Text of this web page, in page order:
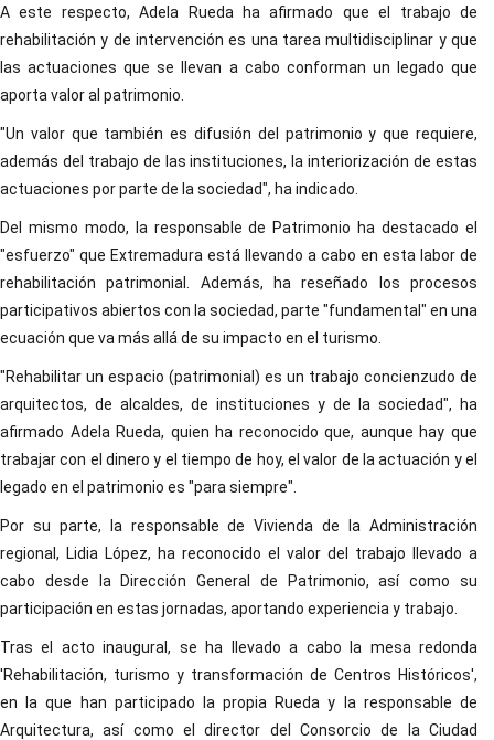
A este respecto, Adela Rueda ha afirmado que el trabajo de
rehabilitación y de intervención es una tarea multidisciplinar y que
las actuaciones que se llevan a cabo conforman un legado que
aporta valor al patrimonio.
"Un valor que también es difusión del patrimonio y que requiere,
además del trabajo de las instituciones, la interiorización de estas
actuaciones por parte de la sociedad", ha indicado.
Del mismo modo, la responsable de Patrimonio ha destacado el
"esfuerzo" que Extremadura está llevando a cabo en esta labor de
rehabilitación patrimonial. Además, ha reseñado los procesos
participativos abiertos con la sociedad, parte "fundamental" en una
ecuación que va más allá de su impacto en el turismo.
"Rehabilitar un espacio (patrimonial) es un trabajo concienzudo de
arquitectos, de alcaldes, de instituciones y de la sociedad", ha
afirmado Adela Rueda, quien ha reconocido que, aunque hay que
trabajar con el dinero y el tiempo de hoy, el valor de la actuación y el
legado en el patrimonio es "para siempre".
Por su parte, la responsable de Vivienda de la Administración
regional, Lidia López, ha reconocido el valor del trabajo llevado a
cabo desde la Dirección General de Patrimonio, así como su
participación en estas jornadas, aportando experiencia y trabajo.
Tras el acto inaugural, se ha llevado a cabo la mesa redonda
'Rehabilitación, turismo y transformación de Centros Históricos',
en la que han participado la propia Rueda y la responsable de
Arquitectura, así como el director del Consorcio de la Ciudad